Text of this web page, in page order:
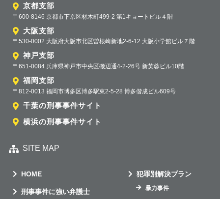
京都支部
〒600-8146 京都市下京区材木町499-2 第1キョートビル４階
大阪支部
〒530-0002 大阪府大阪市北区曽根崎新地2-6-12 大阪小学館ビル７階
神戸支部
〒651-0084 兵庫県神戸市中央区磯辺通4-2-26号 新芙蓉ビル10階
福岡支部
〒812-0013 福岡市博多区博多駅東2-5-28 博多偕成ビル609号
千葉の刑事事件サイト
横浜の刑事事件サイト
SITE MAP
HOME
刑事事件に強い弁護士
犯罪別解決プラン
暴力事件